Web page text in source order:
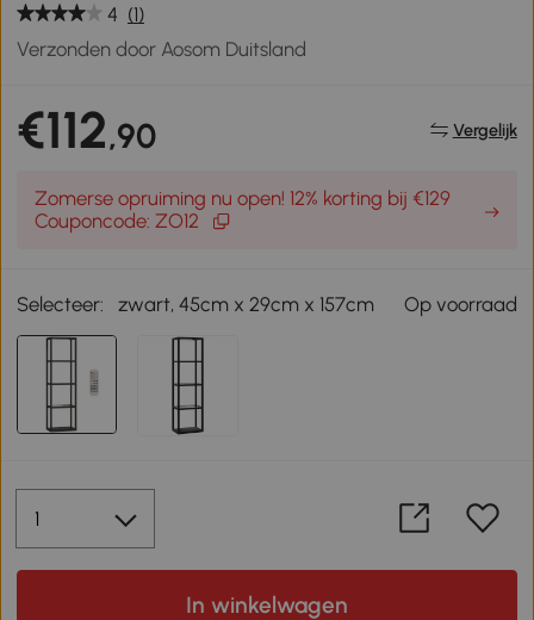
4 (1)
Verzonden door Aosom Duitsland
€112,90 Vergelijk
Zomerse opruiming nu open! 12% korting bij €129
Couponcode: ZO12
Selecteer: zwart, 45cm x 29cm x 157cm Op voorraad
In winkelwagen